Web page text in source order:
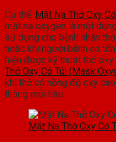
Cụ thể, Mặt Nạ Thở Oxy
mặt nạ oxygen là một
sử dụng cho bệnh nhân
hoặc khi người bệnh có
hiện được kỹ thuật thở oxy
Thở Oxy Có Túi (Mask
khí thở có nồng độ oxy
thông mũi hầu.
Mặt Nạ Thở Oxy Có